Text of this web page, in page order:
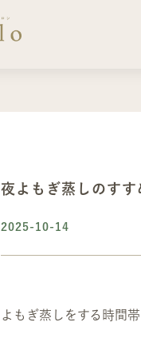
夜よもぎ蒸しのすす
2025-10-14
よもぎ蒸しをする時間